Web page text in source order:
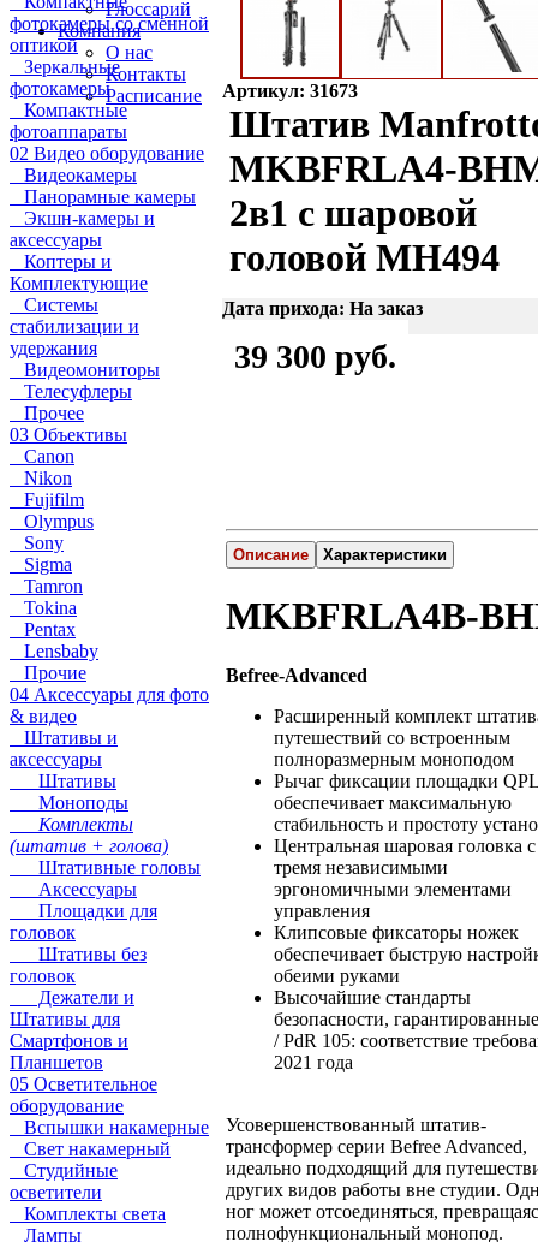
Глоссарий
Компания
О нас
Контакты
Расписание
фотокамеры со сменной
оптикой
Зеркальные
фотокамеры
Компактные
фотоаппараты
02 Видео оборудование
Видеокамеры
Панорамные камеры
Экшн-камеры и
аксессуары
Коптеры и
Комплектующие
Системы
стабилизации и
удержания
Видеомониторы
Телесуфлеры
Прочее
03 Объективы
Canon
Nikon
Fujifilm
Olympus
Sony
Sigma
Tamron
Tokina
Pentax
Lensbaby
Прочие
04 Аксессуары для фото
& видео
Штативы и
аксессуары
Штативы
Моноподы
Комплекты
(штатив + голова)
Штативные головы
Аксессуары
Площадки для
головок
Штативы без
головок
Дежатели и
Штативы для
Смартфонов и
Планшетов
05 Осветительное
оборудование
Вспышки накамерные
Свет накамерный
Студийные
осветители
Комплекты света
Лампы
Артикул: 31673
Штатив
MKBFRLA4-
2в1 с шаровой
головой MH494
Дата прихода: На заказ
39 300 руб.
Описание Характеристики
MKBFRLA4B-
Befree-Advanced
Расширенный комплект
путешествий со встроенным
полноразмерным моноподом
Рычаг фиксации площадки QPL
обеспечивает максимальную
стабильность и простоту
Центральная шаровая головка с
тремя независимыми
эргономичными элементами
управления
Клипсовые фиксаторы ножек
обеспечивает быструю
обеими руками
Высочайшие стандарты
безопасности,
/ PdR 105: соответствие
2021 года
Усовершенствованный штатив-
трансформер серии Befree Advanced,
идеально подходящий для
других видов работы вне студии.
ног может отсоединяться,
полнофункциональный монопод.